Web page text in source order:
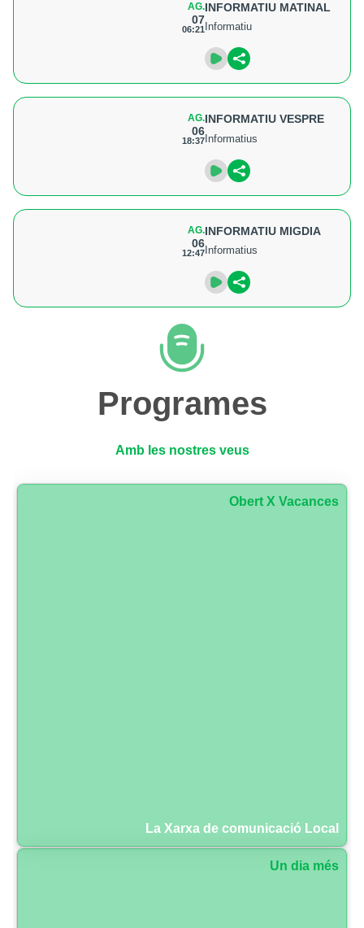
AG.
07
06:21
INFORMATIU MATINAL
Informatiu
AG.
06
18:37
INFORMATIU VESPRE
Informatius
AG.
06
12:47
INFORMATIU MIGDIA
Informatius
Programes
Amb les nostres veus
Obert X Vacances
La Xarxa de comunicació Local
Un dia més